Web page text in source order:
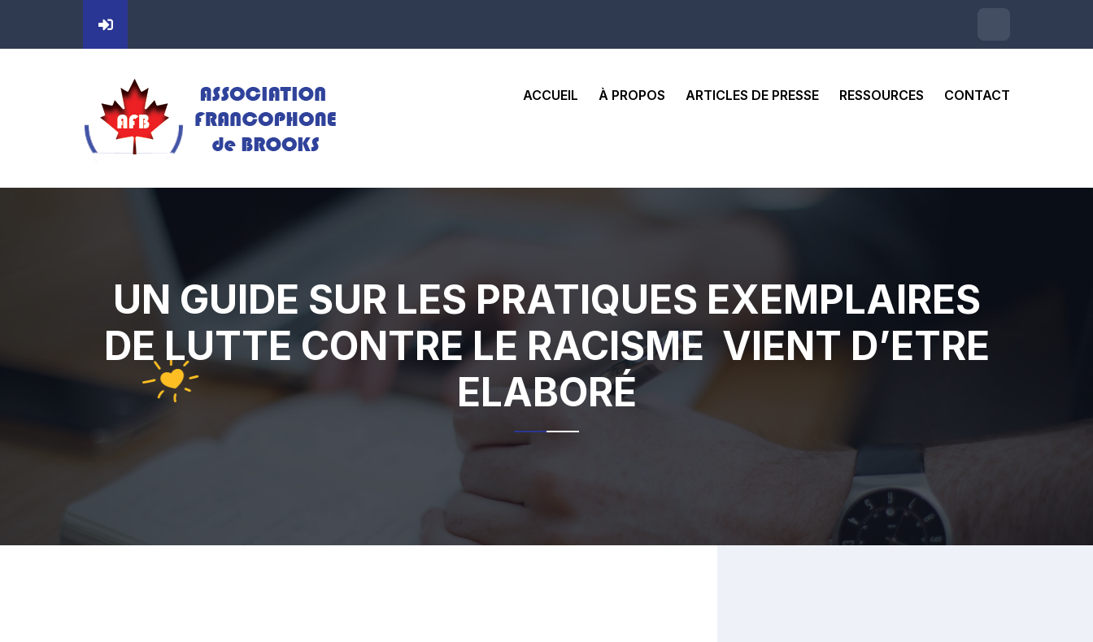
ACCUEIL À PROPOS ARTICLES DE PRESSE RESSOURCES CONTACT
UN GUIDE SUR LES PRATIQUES EXEMPLAIRES
DE LUTTE CONTRE LE RACISME VIENT D’ETRE
ELABORÉ